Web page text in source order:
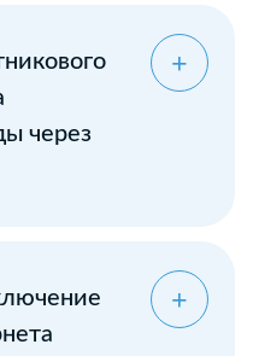
через